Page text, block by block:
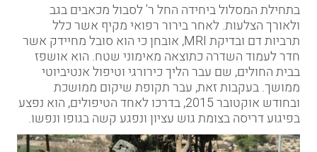
בתחילת המסלול ביחידה החל ר' לסבול מכאבים בגב
ולאורך הצלעות. לאחר בירור רפואי מקיף אשר כלל
תרביות דם ובדיקת MRI, אובחן כי הוא סובל מחיידק אשר
חדר לעמוד השדרה כתוצאה מאימוני שטח. הוא אושפז
בבית החולים, שם עבר הליך כירורגי וטיפול אנטיביוטי
ממושך. בעקבות זאת, עבר תקופת שיקום ממושכת
ובחודש אוקטובר 2015, בדרכו לאחד הטיפולים, הוא נפצע
בפיגוע דריסה בצומת גוש עציון ונפגע קשה בגופו ונפשו.